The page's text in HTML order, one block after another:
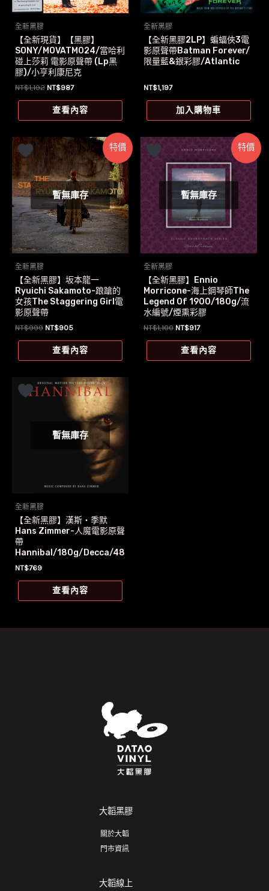
全新黑膠
【全新現貨】【黑膠】
SONY/MOVATM024/當哈利
碰上莎莉 電影原聲帶 (Lp黑
膠)/小亨利康尼克
NT$1,192 原
價
格：
NT$987目
價
格：
查看內容
全新黑膠
【全新黑膠2LP】蝙蝠俠3電
影原聲帶Batman Forever/
限量藍&銀彩膠/Atlantic
NT$1,197
加入購物車
特價
暫無庫存
全新黑膠
【全新黑膠】坂本龍一
Ryuichi Sakamoto-踉蹌的
女孩The Staggering Girl電
影原聲帶
NT$999 原
格：
NT$905目
價
格：
查看內容
特價
暫無庫存
全新黑膠
【全新黑膠】Ennio
Morricone-海上鋼琴師The
Legend Of 1900/180g/流
水編號/煙熏彩膠
NT$1,100 原
價
格：
NT$917目
價
格：
查看內容
暫無庫存
全新黑膠
【全新黑膠】漢斯‧季默
Hans Zimmer-人魔電影原聲
帶
Hannibal/180g/Decca/48
3 2130
NT$769
查看內容
大韜黑膠
關於大韜
門市資訊
大韜線上